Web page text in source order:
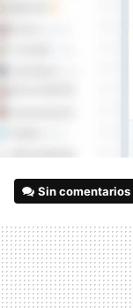
Sin comentarios